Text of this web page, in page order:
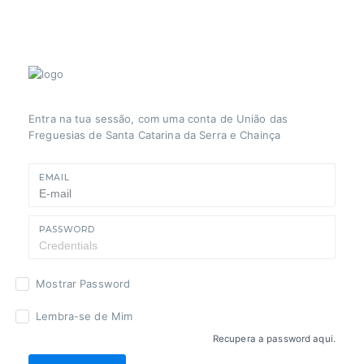
da União das Freguesias de
Entra na tua sessão, com uma conta de União das
Freguesias de Santa Catarina da Serra e Chainça
EMAIL
PASSWORD
Mostrar Password
Lembra-se de Mim
Recupera a password aqui.